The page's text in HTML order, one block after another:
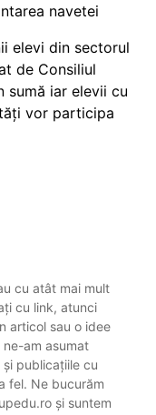
navetei
elevi din sectorul
de Consiliul
sumă iar elevii cu
vor participa
cu atât mai mult
cu link, atunci
articol sau o idee
am asumat
publicațiile cu
fel. Ne bucurăm
și suntem